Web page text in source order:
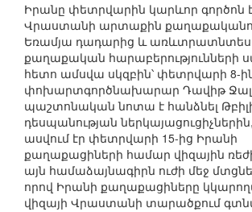
Իրանը փետրվարին կարևոր գործոն է
Վրաստանի արտաքին
Եռամյա դադարից և
քաղաքական հարաբերությունների
հետո ամսվա սկզբին՝ փետրվարի 8-
փոխարտգործնախարար Դավիթ
պաշտոնական նոտա է հանձնել
դեսպանության
ասվում էր փետրվարի 15-ից Իրանի
քաղաքացիների համար վիզային
այն համաձայնագիրն ուժի մեջ
որով Իրանի քաղաքացիները
վիզայի Վրաստանի տարածքում